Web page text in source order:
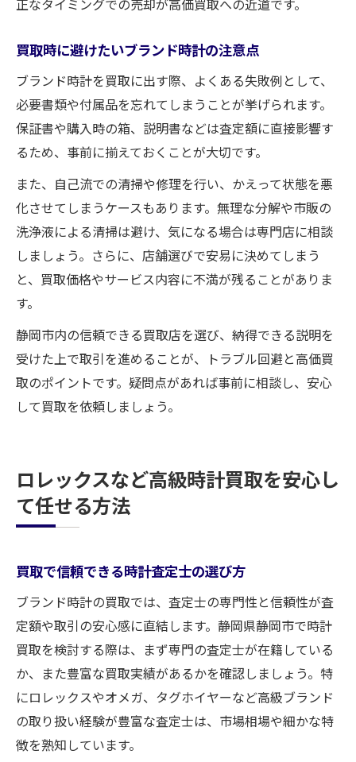
正なタイミングでの売却が高価買取への近道です。
買取時に避けたいブランド時計の注意点
ブランド時計を買取に出す際、よくある失敗例として、
必要書類や付属品を忘れてしまうことが挙げられます。
保証書や購入時の箱、説明書などは査定額に直接影響す
るため、事前に揃えておくことが大切です。
また、自己流での清掃や修理を行い、かえって状態を悪
化させてしまうケースもあります。無理な分解や市販の
洗浄液による清掃は避け、気になる場合は専門店に相談
しましょう。さらに、店舗選びで安易に決めてしまう
と、買取価格やサービス内容に不満が残ることがありま
す。
静岡市内の信頼できる買取店を選び、納得できる説明を
受けた上で取引を進めることが、トラブル回避と高価買
取のポイントです。疑問点があれば事前に相談し、安心
して買取を依頼しましょう。
ロレックスなど高級時計買取を安心し
て任せる方法
買取で信頼できる時計査定士の選び方
ブランド時計の買取では、査定士の専門性と信頼性が査
定額や取引の安心感に直結します。静岡県静岡市で時計
買取を検討する際は、まず専門の査定士が在籍している
か、また豊富な買取実績があるかを確認しましょう。特
にロレックスやオメガ、タグホイヤーなど高級ブランド
の取り扱い経験が豊富な査定士は、市場相場や細かな特
徴を熟知しています。